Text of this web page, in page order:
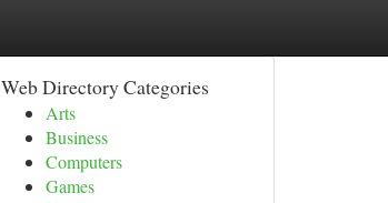
Web Directory Categories
Arts
Business
Computers
Games